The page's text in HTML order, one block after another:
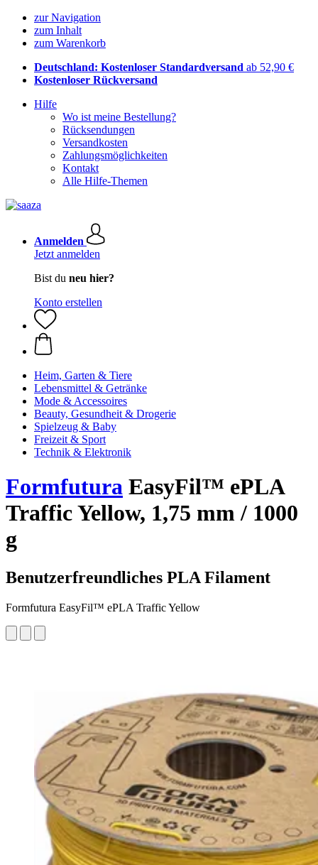
zur Navigation
zum Inhalt
zum Warenkorb
Deutschland: Kostenloser Standardversand ab 52,90 €
Kostenloser Rückversand
Hilfe
Wo ist meine Bestellung?
Rücksendungen
Versandkosten
Zahlungsmöglichkeiten
Kontakt
Alle Hilfe-Themen
Anmelden
Jetzt anmelden
Bist du neu hier?
Konto erstellen
Heim, Garten & Tiere
Lebensmittel & Getränke
Mode & Accessoires
Beauty, Gesundheit & Drogerie
Spielzeug & Baby
Freizeit & Sport
Technik & Elektronik
Formfutura EasyFil™ ePLA
Traffic Yellow, 1,75 mm / 1000
g
Benutzerfreundliches PLA Filament
Formfutura EasyFil™ ePLA Traffic Yellow